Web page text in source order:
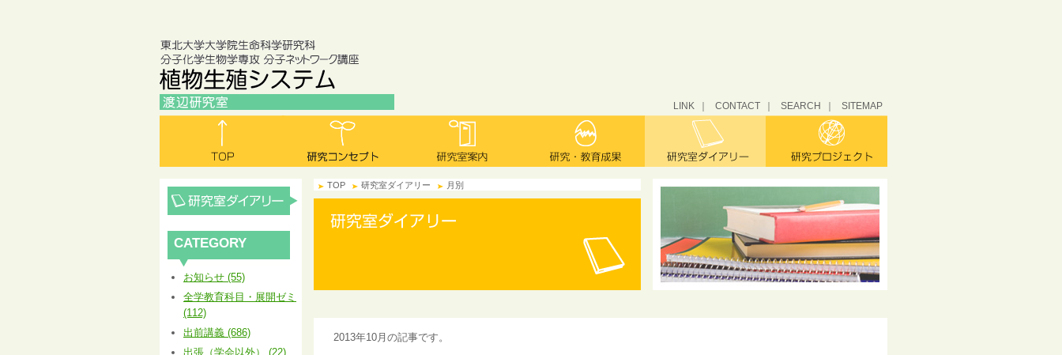
LINK CONTACT SEARCH SITEMAP
TOP 研究室ダイアリー 月別
2013年10月の記事です。
CATEGORY
お知らせ (55)
全学教育科目・展開ゼミ
(112)
出前講義 (686)
出張（学会以外） (22)